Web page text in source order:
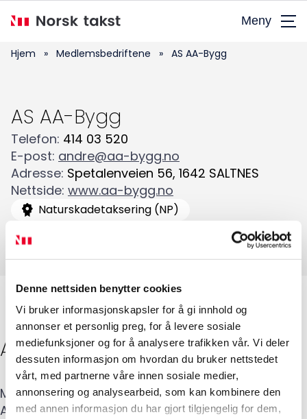
Denne nettsiden benytter cookies
Vi bruker informasjonskapsler for å gi innhold og
annonser et personlig preg, for å levere sosiale
mediefunksjoner og for å analysere trafikken vår. Vi deler
dessuten informasjon om hvordan du bruker nettstedet
vårt, med partnerne våre innen sosiale medier,
annonsering og analysearbeid, som kan kombinere den
med annen informasjon du har gjort tilgjengelig for dem,
hovedinnhold
Meny
Søk
etter:
Medlemskap
Hjem » Medlemsbedriftene » AS AA-Bygg
AS AA-Bygg
Telefon: 414 03 520
E-post: andre@aa-bygg.no
Adresse: Spetalenveien 56, 1642 SALTNES
Nettside: www.aa-bygg.no
Naturskadetaksering (NP)
André Arnesen
Mobil: 414 03 520E-post: andre@aa-bygg.no
Adresse: Spetalenveien 56 1642 SALTNES